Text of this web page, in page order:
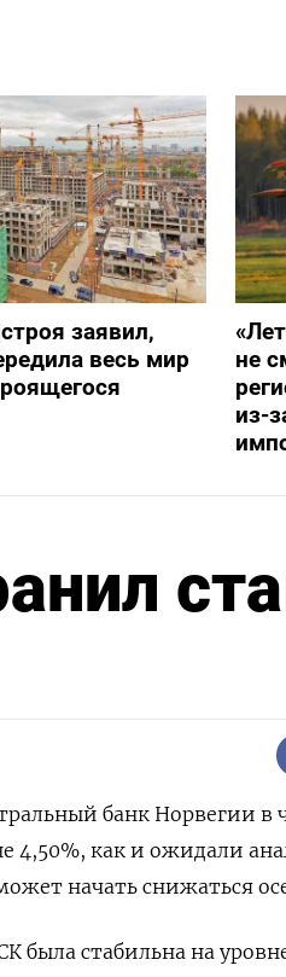
заявил,
весь мир
не
из-
банк Норвегии в
4,50%, как и ожидали
начать снижаться
была стабильна на